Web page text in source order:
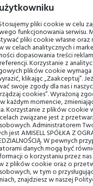
TWEETUJPINTEREST
gratis do zamówienia powyżej
na terenie kraju od 250 zł!
pliki cookie w celu
funkcjonowania serwisu.
pliki cookie własne oraz
w celach analitycznych i
dopasowania treści
Korzystanie z
plików cookie
klikając „Zaakceptuj”.
swoje zgody dla nas i
cookies”. Wyrażoną
każdym momencie,
Korzystanie z plików cookie
związane jest z
Administratorem
jest AMISELL SPÓŁKA Z
W pewnych
danych mogą być
o korzystaniu przez nas
z plików cookie oraz o
w tym o
znajdziesz w naszej